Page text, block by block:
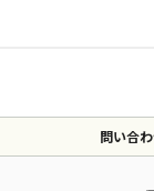
問い合